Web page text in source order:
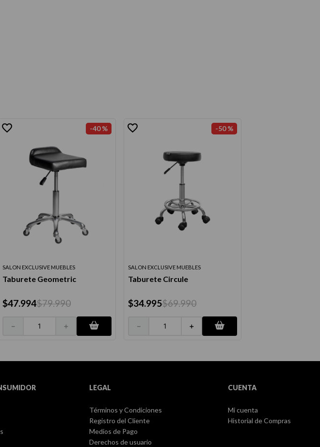
-40 %
SALON EXCLUSIVE MUEBLES
Taburete Geometric
$47.994$79.990
＋
－
-50 %
SALON EXCLUSIVE MUEBLES
Taburete Circule
$34.995$69.990
＋
－
LEGAL
Términos y Condiciones
Registro del Cliente
Medios de Pago
Derechos de usuario
CUENTA
Mi cuenta
Historial de Compras